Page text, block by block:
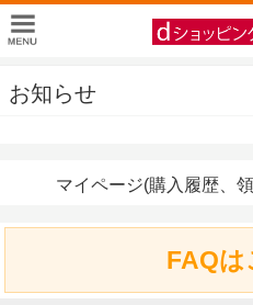
お知らせ
マイページ(購入履歴、
FAQは